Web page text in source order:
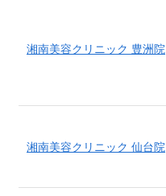
湘南美容クリニック 豊洲院
湘南美容クリニック 仙台院